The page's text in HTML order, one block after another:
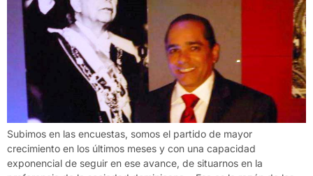
Subimos en las encuestas, somos el partido de mayor
crecimiento en los últimos meses y con una capacidad
exponencial de seguir en ese avance, de situarnos en la